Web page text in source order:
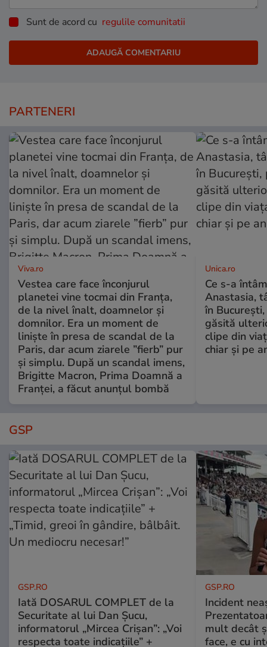
Sunt de acord cu regulile comunitatii
PARTENERI
Viva.ro
Vestea care face înconjurul
planetei vine tocmai din Franța,
de la nivel înalt, doamnelor și
domnilor. Era un moment de
liniște în presa de scandal de la
Paris, dar acum ziarele ”fierb” pur
și simplu. După un scandal imens,
Brigitte Macron, Prima Doamnă a
Franței, a făcut anunțul bombă
Unica.ro
Ce s-a
Anastasia,
în
găsită
clipe din
chiar și pe
GSP
GSP.RO
Iată DOSARUL COMPLET de la
Securitate al lui Dan Șucu,
informatorul „Mircea Crișan”: „Voi
respecta toate indicațiile” +
GSP.RO
Incident
mult decât
face, e cu